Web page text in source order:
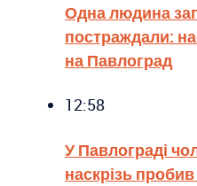
Одна людина
постраждали:
на Павлоград
12:58
У Павлограді
наскрізь